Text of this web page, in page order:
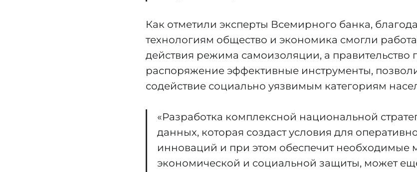
Как отметили эксперты Всемирного банка,
технологиям общество и экономика смогли
действия режима самоизоляции, а правительство
распоряжение эффективные инструменты,
содействие социально уязвимым категориям
«Разработка комплексной национальной
данных, которая создаст условия для
инноваций и при этом обеспечит необходимые
экономической и социальной защиты, может